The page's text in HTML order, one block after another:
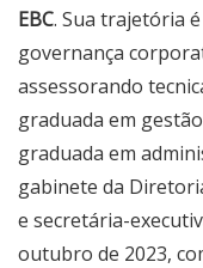
EBC. Sua trajetória
governança
assessorando
graduada em
graduada em
gabinete da
e secretária-
outubro de 2023,